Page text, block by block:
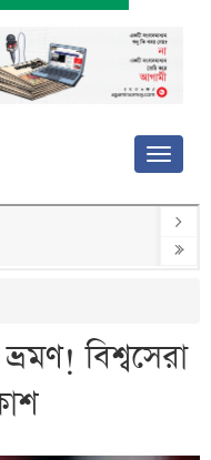
বিশ্বসেরা